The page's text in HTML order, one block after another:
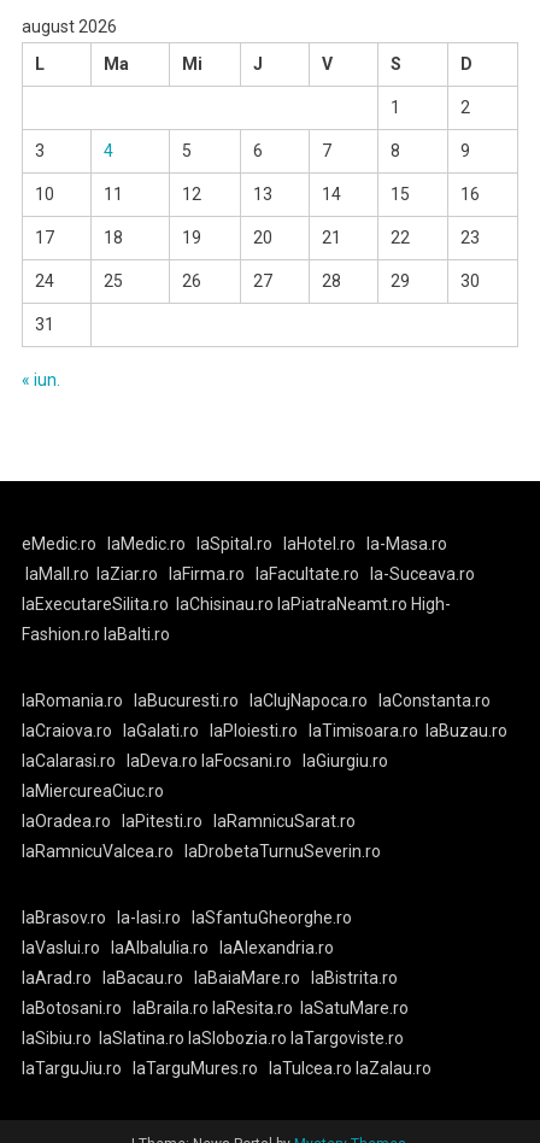
august 2026
L
Ma Mi J V S D
1 2
3 4 5 6 7 8 9
10 11 12 13 14 15 16
17 18 19 20 21 22 23
24 25 26 27 28 29 30
31
« iun.
eMedic.ro laMedic.ro laSpital.ro laHotel.ro
la-Masa.ro
laMall.ro
laZiar.ro laFirma.ro laFacultate.ro
la-Suceava.ro
laExecutareSilita.ro
laChisinau.ro laPiatraNeamt.ro High-
Fashion.ro laBalti.ro
laRomania.ro laBucuresti.ro laClujNapoca.ro
laConstanta.ro
laCraiova.ro
laGalati.ro laPloiesti.ro laTimisoara.ro
laBuzau.ro
laCalarasi.ro
laDeva.ro laFocsani.ro
laGiurgiu.ro
laMiercureaCiuc.ro
laOradea.ro
laPitesti.ro
laRamnicuSarat.ro
laRamnicuValcea.ro
laDrobetaTurnuSeverin.ro
laBrasov.ro la-Iasi.ro
laSfantuGheorghe.ro
laVaslui.ro
laAlbaIulia.ro
laAlexandria.ro
laArad.ro
laBacau.ro laBaiaMare.ro
laBistrita.ro
laBotosani.ro
laBraila.ro laResita.ro
laSatuMare.ro
laSibiu.ro
laSlatina.ro laSlobozia.ro laTargoviste.ro
laTarguJiu.ro
laTarguMures.ro laTulcea.ro laZalau.ro